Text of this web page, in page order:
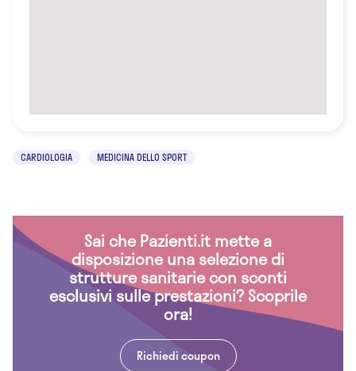
CARDIOLOGIA MEDICINA DELLO SPORT
Sai che Pazienti.it mette a
disposizione una selezione di
strutture sanitarie con sconti
esclusivi sulle prestazioni? Scoprile
ora!
Richiedi coupon